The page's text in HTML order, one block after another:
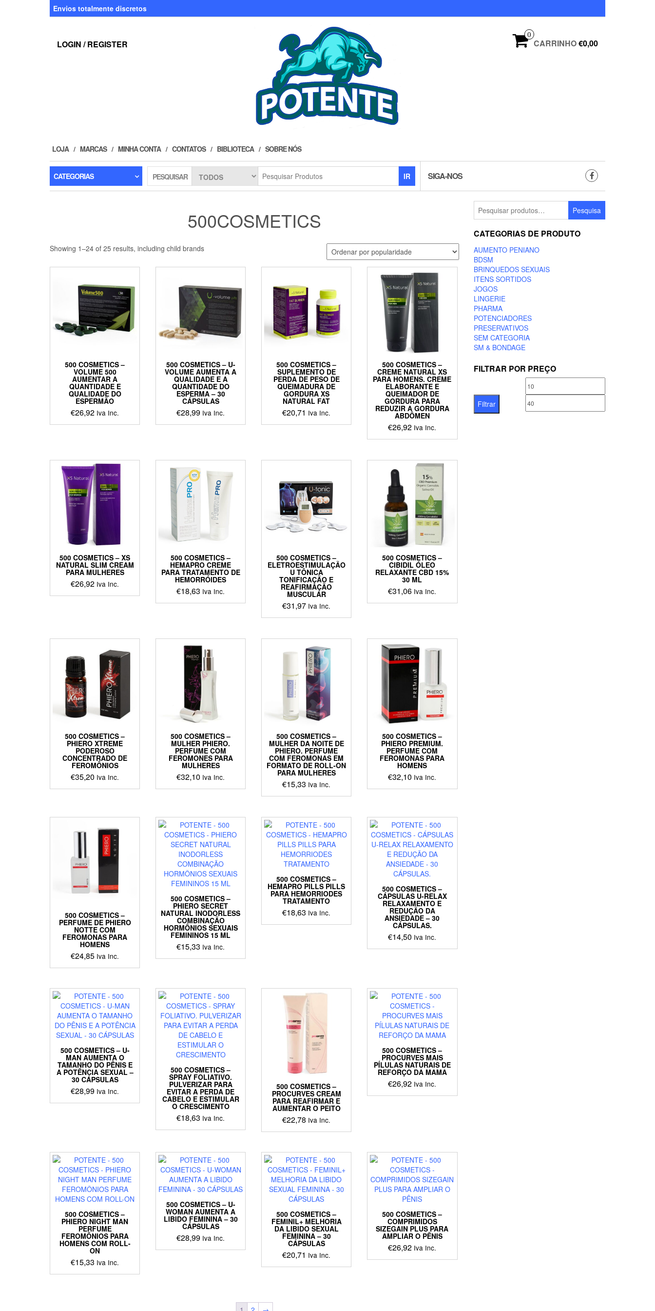
Envios totalmente discretos
LOGIN / REGISTER
0
CARRINHO€0,00
LOJA MARCAS MINHA CONTA CONTATOS BIBLIOTECA SOBRE NÓS
CATEGORIAS PESQUISAR IR SIGA-NOS
500COSMETICS
Showing 1–24 of 25 results, including child brands
500 COSMETICS –
VOLUME 500
AUMENTAR A
QUANTIDADE E
QUALIDADE DO
ESPERMÃO
€26,92 Iva Inc.
500 COSMETICS – U-
VOLUME AUMENTA A
QUALIDADE E A
QUANTIDADE DO
ESPERMA – 30
CÁPSULAS
€28,99 Iva Inc.
500 COSMETICS –
SUPLEMENTO DE
PERDA DE PESO DE
QUEIMADURA DE
GORDURA XS
NATURAL FAT
€20,71 Iva Inc.
500 COSMETICS –
CREME NATURAL XS
PARA HOMENS. CREME
ELABORANTE E
QUEIMADOR DE
GORDURA PARA
REDUZIR A GORDURA
ABDÔMEN
€26,92 Iva Inc.
500 COSMETICS – XS
NATURAL SLIM CREAM
PARA MULHERES
€26,92 Iva Inc.
500 COSMETICS –
HEMAPRO CREME
PARA TRATAMENTO DE
HEMORRÓIDES
€18,63 Iva Inc.
500 COSMETICS –
ELETROESTIMULAÇÃO
U TÔNICA
TONIFICAÇÃO E
REAFIRMAÇÃO
MUSCULAR
€31,97 Iva Inc.
500 COSMETICS –
CIBIDIL ÓLEO
RELAXANTE CBD 15%
30 ML
€31,06 Iva Inc.
500 COSMETICS –
PHIERO XTREME
PODEROSO
CONCENTRADO DE
FEROMÔNIOS
€35,20 Iva Inc.
500 COSMETICS –
MULHER PHIERO.
PERFUME COM
FEROMONES PARA
MULHERES
€32,10 Iva Inc.
500 COSMETICS –
MULHER DA NOITE DE
PHIERO. PERFUME
COM FEROMONAS EM
FORMATO DE ROLL-ON
PARA MULHERES
€15,33 Iva Inc.
500 COSMETICS –
PHIERO PREMIUM.
PERFUME COM
FEROMONAS PARA
HOMENS
€32,10 Iva Inc.
500 COSMETICS –
PERFUME DE PHIERO
NOTTE COM
FEROMONAS PARA
HOMENS
€24,85 Iva Inc.
500 COSMETICS –
PHIERO SECRET
NATURAL INODORLESS
COMBINAÇÃO
HORMÔNIOS SEXUAIS
FEMININOS 15 ML
€15,33 Iva Inc.
500 COSMETICS –
HEMAPRO PILLS PILLS
PARA HEMORRIODES
TRATAMENTO
€18,63 Iva Inc.
500 COSMETICS –
CÁPSULAS U-RELAX
RELAXAMENTO E
REDUÇÃO DA
ANSIEDADE – 30
CÁPSULAS.
€14,50 Iva Inc.
500 COSMETICS – U-
MAN AUMENTA O
TAMANHO DO PÊNIS E
A POTÊNCIA SEXUAL –
30 CÁPSULAS
€28,99 Iva Inc.
500 COSMETICS –
SPRAY FOLIATIVO.
PULVERIZAR PARA
EVITAR A PERDA DE
CABELO E ESTIMULAR
O CRESCIMENTO
€18,63 Iva Inc.
500 COSMETICS –
PROCURVES CREAM
PARA REAFIRMAR E
AUMENTAR O PEITO
€22,78 Iva Inc.
500 COSMETICS –
PROCURVES MAIS
PÍLULAS NATURAIS DE
REFORÇO DA MAMA
€26,92 Iva Inc.
500 COSMETICS –
PHIERO NIGHT MAN
PERFUME
FEROMÔNIOS PARA
HOMENS COM ROLL-
ON
€15,33 Iva Inc.
500 COSMETICS – U-
WOMAN AUMENTA A
LIBIDO FEMININA – 30
CÁPSULAS
€28,99 Iva Inc.
500 COSMETICS –
FEMINIL+ MELHORIA
DA LIBIDO SEXUAL
FEMININA – 30
CÁPSULAS
€20,71 Iva Inc.
500 COSMETICS –
COMPRIMIDOS
SIZEGAIN PLUS PARA
AMPLIAR O PÊNIS
€26,92 Iva Inc.
Pesquisar
por:
Pesquisa
CATEGORIAS DE PRODUTO
AUMENTO PENIANO
BDSM
BRINQUEDOS SEXUAIS
ITENS SORTIDOS
JOGOS
LINGERIE
PHARMA
POTENCIADORES
PRESERVATIVOS
SEM CATEGORIA
SM & BONDAGE
FILTRAR POR PREÇO
Preço
mínimo
máximo
Filtrar